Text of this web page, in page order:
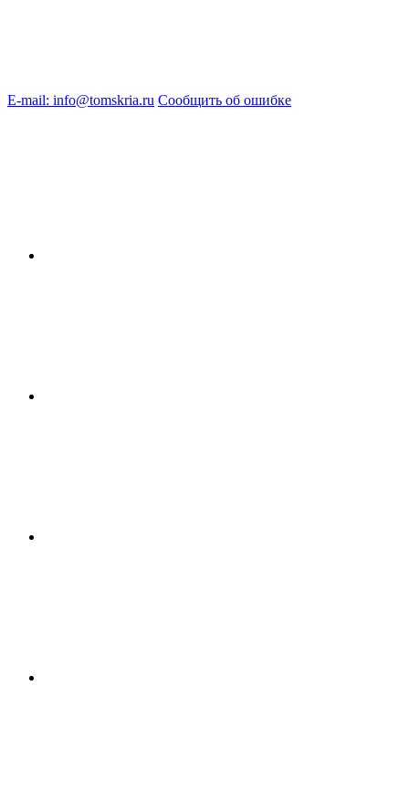
E-mail: info@tomskria.ru Сообщить об ошибке